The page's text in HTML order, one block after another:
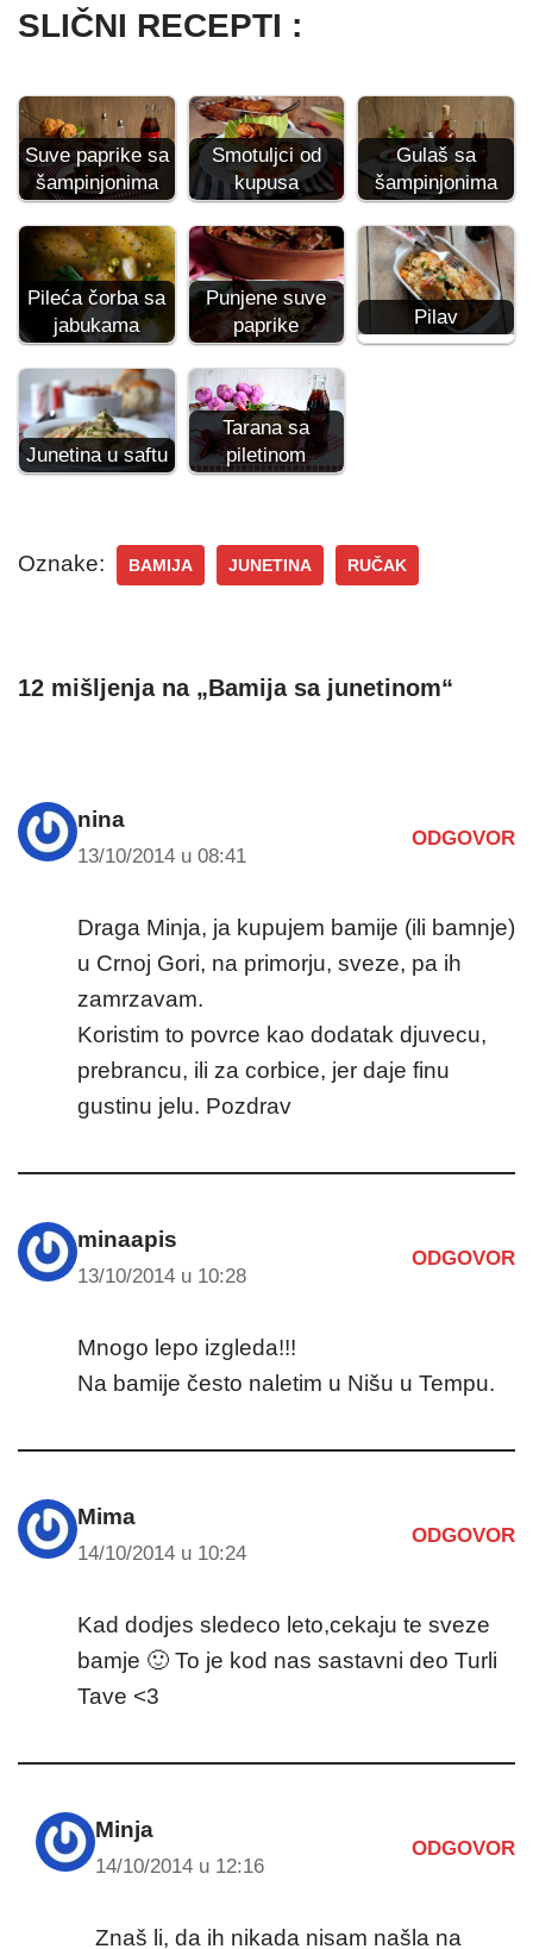
SLIČNI RECEPTI :
Suve paprike sa
šampinjonima
Smotuljci od
kupusa
Gulaš sa
šampinjonima
Pileća čorba sa
jabukama
Punjene suve
paprike
Pilav
Junetina u saftu
Tarana sa
piletinom
Oznake: BAMIJA JUNETINA RUČAK
12 mišljenja na „Bamija sa junetinom“
nina
13/10/2014 u 08:41
ODGOVOR
Draga Minja, ja kupujem bamije (ili bamnje)
u Crnoj Gori, na primorju, sveze, pa ih
zamrzavam.
Koristim to povrce kao dodatak djuvecu,
prebrancu, ili za corbice, jer daje finu
gustinu jelu. Pozdrav
minaapis
13/10/2014 u 10:28
ODGOVOR
Mnogo lepo izgleda!!!
Na bamije često naletim u Nišu u Tempu.
Mima
14/10/2014 u 10:24
ODGOVOR
Kad dodjes sledeco leto,cekaju te sveze
bamje 🙂 To je kod nas sastavni deo Turli
Tave <3
Minja
14/10/2014 u 12:16
ODGOVOR
Znaš li, da ih nikada nisam našla na